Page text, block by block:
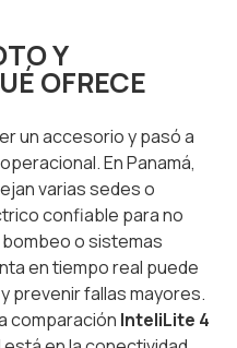
Y
OFRECE
un accesorio y pasó a
En Panamá,
varias sedes o
confiable para no
o sistemas
en tiempo real puede
prevenir fallas mayores.
comparación InteliLite 4